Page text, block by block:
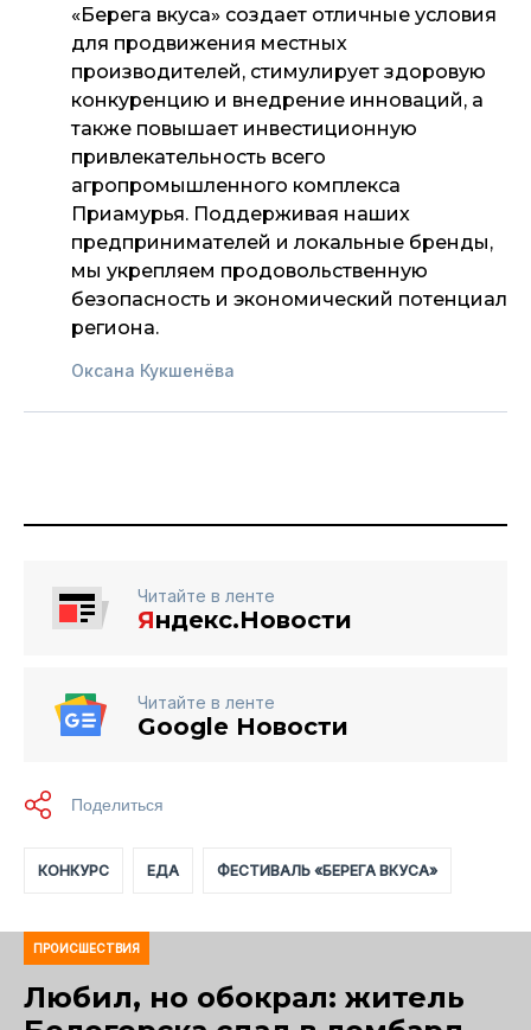
«Берега вкуса» создает отличные условия
для продвижения местных
производителей, стимулирует здоровую
конкуренцию и внедрение инноваций, а
также повышает инвестиционную
привлекательность всего
агропромышленного комплекса
Приамурья. Поддерживая наших
предпринимателей и локальные бренды,
мы укрепляем продовольственную
безопасность и экономический потенциал
региона.
Оксана Кукшенёва
Читайте в ленте
Яндекс.Новости
Читайте в ленте
Google Новости
КОНКУРС ЕДА ФЕСТИВАЛЬ «БЕРЕГА ВКУСА»
ПРОИСШЕСТВИЯ
Любил, но обокрал: житель